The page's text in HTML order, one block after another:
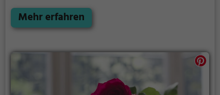
Beleuchtung erholen und deine Akkus wieder
aufladen. Besonders gut: das Thermalwasser regt
Muskulatur - perfekt also, als Auszeit vom
stressigen Alltag.
Mehr erfahren